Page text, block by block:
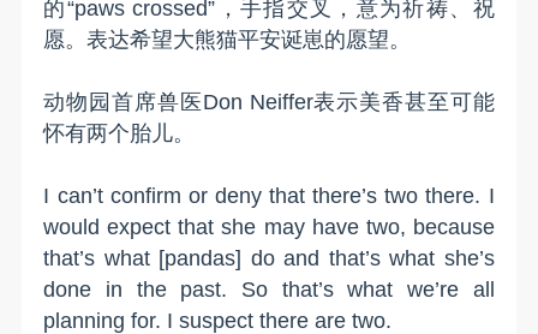
的“paws crossed”，手指交叉，意为祈祷、祝
愿。表达希望大熊猫平安诞崽的愿望。
动物园首席兽医Don Neiffer表示美香甚至可能
怀有两个胎儿。
I can’t confirm or deny that there’s two there. I
would expect that she may have two, because
that’s what [pandas] do and that’s what she’s
done in the past. So that’s what we’re all
planning for. I suspect there are two.